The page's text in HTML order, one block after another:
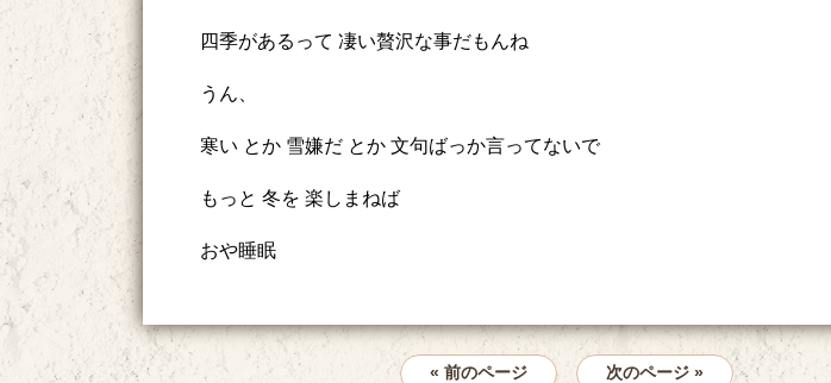
四季があるって 凄い贅沢な事だもんね
うん、
寒い とか 雪嫌だ とか 文句ばっか言ってないで
もっと 冬を 楽しまねば
おや睡眠
« 前のページ 次のページ »